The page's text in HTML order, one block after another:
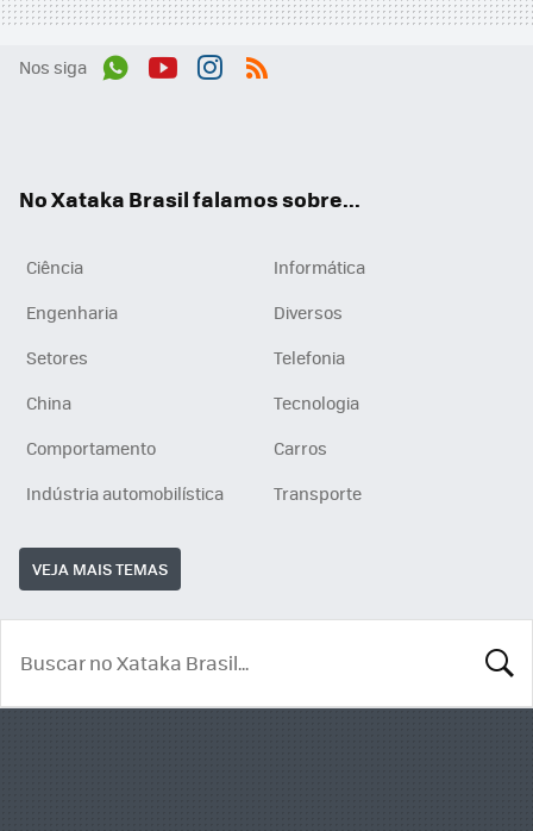
Nos siga
No Xataka Brasil falamos sobre...
Ciência
Informática
Engenharia
Diversos
Setores
Telefonia
China
Tecnologia
Comportamento
Carros
Indústria automobilística
Transporte
VEJA MAIS TEMAS